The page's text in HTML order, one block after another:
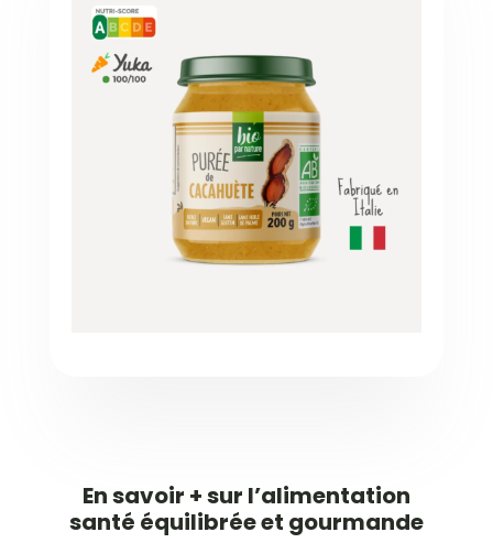
En savoir + sur l’alimentation
santé équilibrée et gourmande